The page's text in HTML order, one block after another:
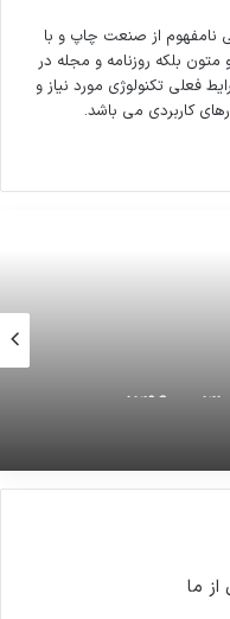
نامفهوم از صنعت چاپ و با
بلکه روزنامه و مجله در
فعلی تکنولوژی مورد نیاز و
کاربردی می باشد.
ما